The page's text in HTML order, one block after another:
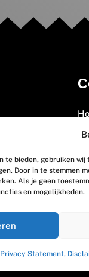
te bieden, gebruiken
Door in te stemmen
Als je geen
en mogelijkheden.
Privacy Statement,